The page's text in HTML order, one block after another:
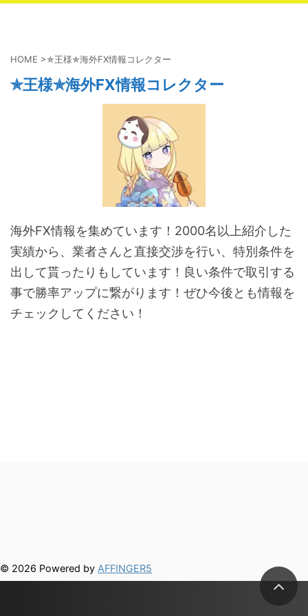
HOME >✯王様✯海外FX情報コレクター
✯王様✯海外FX情報コレクター
海外FX情報を集めています！2000名以上紹介した
実績から、業者さんと直接交渉を行い、特別条件を
出して貰ったりもしています！良い条件で取引する
事で勝率アップに繋がります！ぜひ今後とも情報を
チェックしてください！
© 2026 Powered by AFFINGER5